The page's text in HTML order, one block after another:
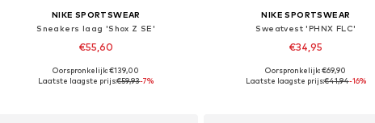
NIKE SPORTSWEAR
Sneakers laag 'Shox Z SE'
€55,60
Beschikbaar in vele maten
Oorspronkelijk: €139,00
Laatste laagste prijs:€59,93-7%
NIKE SPORTSWEAR
Sweatvest 'PHNX FLC'
€34,95
Beschikbare maten: XS, S, M, L, XL
Oorspronkelijk: €69,90
Laatste laagste prijs:€41,94-16%